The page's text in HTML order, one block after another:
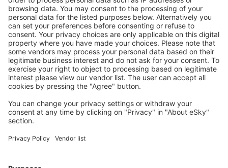
Preuzmi aplikacijui planiraj putovanja
Isplaniraj svoj put
Avio Karte